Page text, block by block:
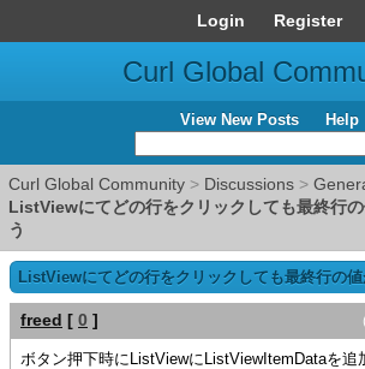
Login Register
Curl Global
View New Posts Help
Curl Global Community > Discussions >
ListViewにてどの行をクリックしても最終行
う
ListViewにてどの行をクリックしても最終行の
freed [ 0 ]
ボタン押下時にListViewにListViewItemDataを追